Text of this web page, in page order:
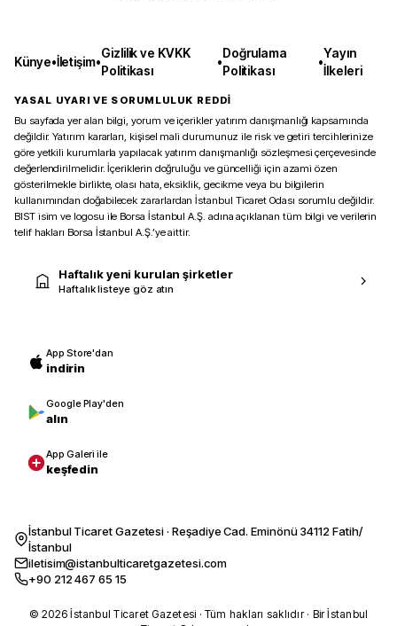
Künye•İletişim•
Gizlilik ve KVKK
Politikası
•
Doğrulama
Politikası
•
Yayın
İlkeleri
YASAL UYARI VE SORUMLULUK REDDİ
Bu sayfada yer alan bilgi, yorum ve içerikler yatırım danışmanlığı kapsamında
değildir. Yatırım kararları, kişisel mali durumunuz ile risk ve getiri tercihlerinize
göre yetkili kurumlarla yapılacak yatırım danışmanlığı sözleşmesi çerçevesinde
değerlendirilmelidir. İçeriklerin doğruluğu ve güncelliği için azami özen
gösterilmekle birlikte, olası hata, eksiklik, gecikme veya bu bilgilerin
kullanımından doğabilecek zararlardan İstanbul Ticaret Odası sorumlu değildir.
BIST isim ve logosu ile Borsa İstanbul A.Ş. adına açıklanan tüm bilgi ve verilerin
telif hakları Borsa İstanbul A.Ş.’ye aittir.
Haftalık yeni kurulan şirketler
Haftalık listeye göz atın
App Store'dan
indirin
Google Play'den
alın
App Galeri ile
keşfedin
İstanbul Ticaret Gazetesi · Reşadiye Cad. Eminönü 34112 Fatih/
İstanbul
iletisim@istanbulticaretgazetesi.com
+90 212 467 65 15
© 2026 İstanbul Ticaret Gazetesi · Tüm hakları saklıdır · Bir İstanbul